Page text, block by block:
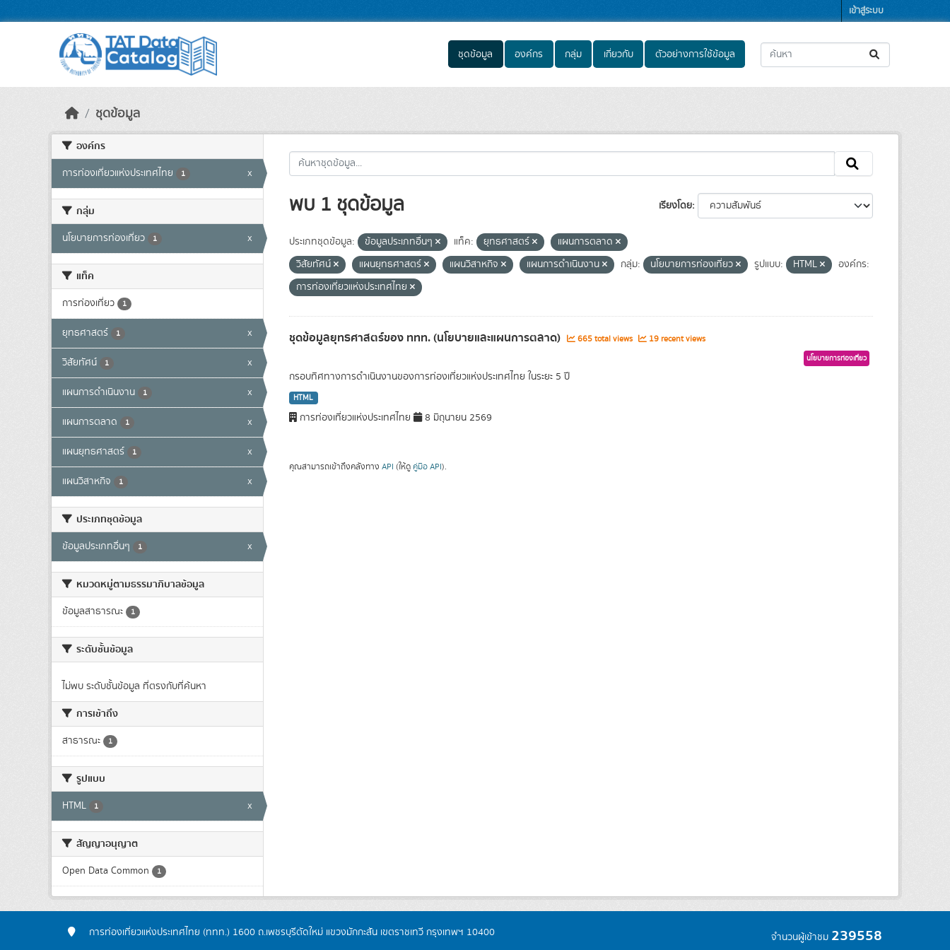
เข้าสู่ระบบ
ชุดข้อมูล องค์กร กลุ่ม เกี่ยวกับ ตัวอย่างการใช้ข้อมูล
ชุดข้อมูล
องค์กร
การท่องเที่ยวแห่งประเทศไทย 1 x
กลุ่ม
นโยบายการท่องเที่ยว 1 x
แท็ค
การท่องเที่ยว 1
ยุทธศาสตร์ 1 x
วิสัยทัศน์ 1 x
แผนการดำเนินงาน 1 x
แผนการตลาด 1 x
แผนยุทธศาสตร์ 1 x
แผนวิสาหกิจ 1 x
ประเภทชุดข้อมูล
ข้อมูลประเภทอื่นๆ 1 x
หมวดหมู่ตามธรรมาภิบาลข้อมูล
ข้อมูลสาธารณะ 1
ระดับชั้นข้อมูล
ไม่พบ ระดับชั้นข้อมูล ที่ตรงกับที่ค้นหา
การเข้าถึง
สาธารณะ 1
รูปแบบ
HTML 1 x
สัญญาอนุญาต
Open Data Common 1
เรียงโดย
พบ 1 ชุดข้อมูล
ประเภทชุดข้อมูล: ข้อมูลประเภทอื่นๆ แท็ค: ยุทธศาสตร์
แผนการตลาด
วิสัยทัศน์
แผนยุทธศาสตร์ แผนวิสาหกิจ แผนการดำเนินงาน กลุ่ม: นโยบายการท่องเที่ยว รูปแบบ: HTML
องค์กร:
การท่องเที่ยวแห่งประเทศไทย
ชุดข้อมูลยุทธศาสตร์ของ ททท. (นโยบายและแผนการตลาด) 665 total views 19 recent views
นโยบายการท่องเที่ยว
กรอบทิศทางการดำเนินงานของการท่องเที่ยวแห่งประเทศไทย ในระยะ 5 ปี
HTML
การท่องเที่ยวแห่งประเทศไทย 8 มิถุนายน 2569
คุณสามารถเข้าถึงคลังทาง API (ให้ดู คู่มือ API).
การท่องเที่ยวแห่งประเทศไทย (ททท.) 1600 ถ.เพชรบุรีตัดใหม่ แขวงมักกะสัน เขตราชเทวี กรุงเทพฯ 10400 จำนวนผู้เข้าชม 239558